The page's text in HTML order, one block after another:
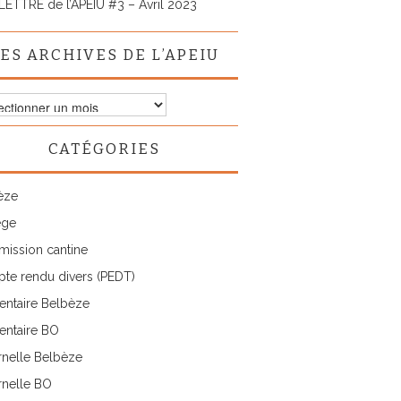
de l’APEIU #3 – Avril 2023
ARCHIVES DE L’APEIU
CATÉGORIES
cantine
rendu divers (PEDT)
Belbèze
BO
Belbèze
BO